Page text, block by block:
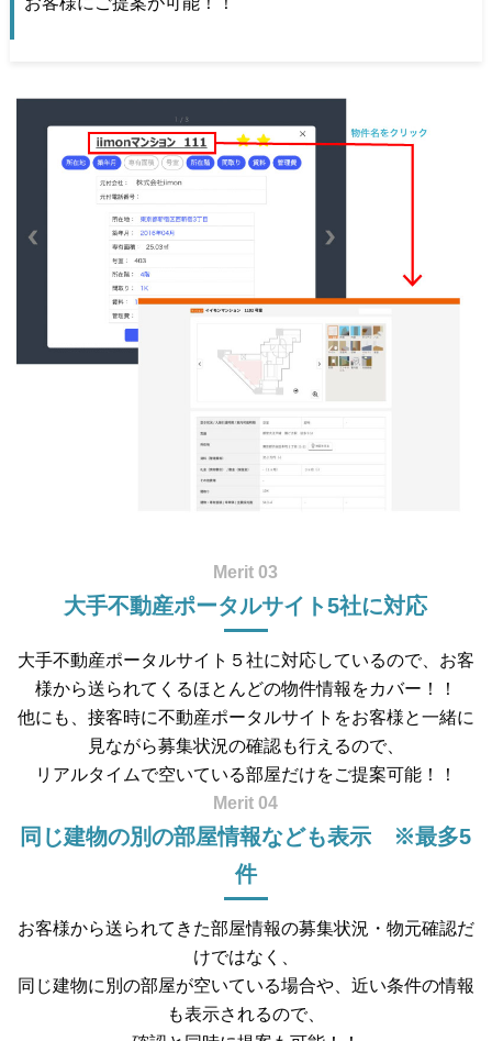
Merit 03
大手不動産ポータルサイト5社に対応
大手不動産ポータルサイト５社に対応しているので、お客
様から送られてくるほとんどの物件情報をカバー！！
他にも、接客時に不動産ポータルサイトをお客様と一緒に
見ながら募集状況の確認も行えるので、
リアルタイムで空いている部屋だけをご提案可能！！
Merit 04
同じ建物の別の部屋情報なども表示 ※最多5
件
お客様から送られてきた部屋情報の募集状況・物元確認だ
けではなく、
同じ建物に別の部屋が空いている場合や、近い条件の情報
も表示されるので、